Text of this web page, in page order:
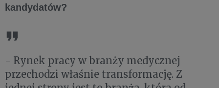
kandydatów?
- Rynek pracy w branży medycznej
przechodzi właśnie transformację. Z